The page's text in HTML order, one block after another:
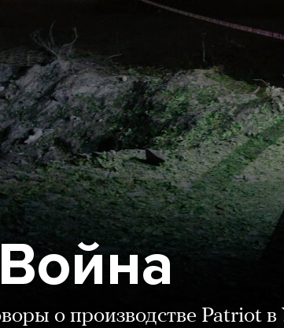
Война
о производстве Patriot в